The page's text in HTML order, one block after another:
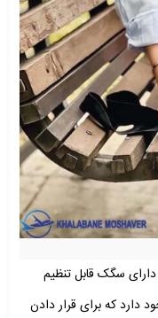
بوده و دارای سگک قابل تنظیم
دارد که برای قرار دادن